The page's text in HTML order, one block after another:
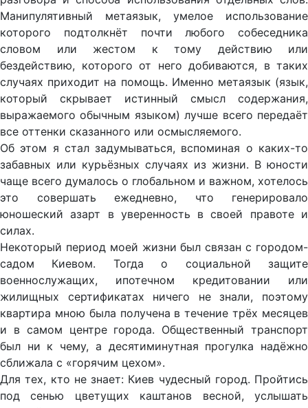
Манипулятивный метаязык, умелое использование
которого подтолкнёт почти любого собеседника
словом или жестом к тому действию или
бездействию, которого от него добиваются, в таких
случаях приходит на помощь. Именно метаязык (язык,
который скрывает истинный смысл содержания,
выражаемого обычным языком) лучше всего передаёт
все оттенки сказанного или осмысляемого.
Об этом я стал задумываться, вспоминая о каких-то
забавных или курьёзных случаях из жизни. В юности
чаще всего думалось о глобальном и важном, хотелось
это совершать ежедневно, что генерировало
юношеский азарт в уверенность в своей правоте и
силах.
Некоторый период моей жизни был связан с городом-
садом Киевом. Тогда о социальной защите
военнослужащих, ипотечном кредитовании или
жилищных сертификатах ничего не знали, поэтому
квартира мною была получена в течение трёх месяцев
и в самом центре города. Общественный транспорт
был ни к чему, а десятиминутная прогулка надёжно
сближала с «горячим цехом».
Для тех, кто не знает: Киев чудесный город. Пройтись
под сенью цветущих каштанов весной, услышать